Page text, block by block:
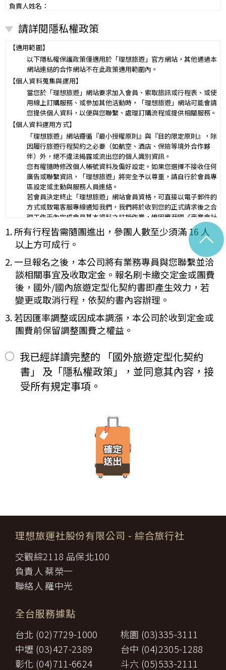
負責人姓名：
營業所：
甲乙雙方同意就本旅遊事項，依下列約定辦理。
第一條（國外旅遊之意義）
本契約所謂國外旅遊，係指到中華民國疆域以外其他國家或地區旅
遊。
赴中國大陸旅行者，準用本旅遊契約之約定。
第二條（適用之範圍及順序）
甲乙雙方關於本旅遊之權利義務，依本契約條款之約定定之；本契約
中未約定者，適用中華民國有關法令之規定。
第三條（旅遊團名稱、旅遊行程及廣告責任）
本旅遊團名稱為____________________
一、 旅遊地區（國家、城市或觀光地點）：________
二、
行程（啟程出發地點、回程之終止地點、日期、交通工具、住
宿旅館、餐飲、遊覽、安排購物行程及其所附隨之服務說
明）：_________
與本契約有關之附件、廣告、宣傳文件、行程表或說明會之說明內容
均視為本契約內容之一部分。乙方應確保廣告內容之真實，對甲方所
負之義務不得低於廣告之內容。
第一項記載得以所刊登之廣告、宣傳文件、行程表或說明會之說明內
未記載第一項內容或記載之內容與刊登廣告、宣傳文件、行程表或說
明會之說明記載不符者，以最有利於甲方之內容為準。
第四條（集合及出發時地）
甲方應於民國_____年_____月_____日_____時_____分於
__________準時集合出發。甲方未準時到約定地點集合致未能出
發，亦未能中途加入旅遊者，視為甲方任意解除契約，乙方得依第十
三條之約定，行使損害賠償請求權。
第五條（旅遊費用及付款方式）
旅遊費用：______________________
除雙方有特別約定者外，甲方應依下列約定繳付：
一、
簽訂本契約時，甲方應以_______(現金、信用卡、轉帳、支票
二、
其餘款項以_______ (現金、信用卡、轉帳、支票等方式)於出發
前三日或說明會時繳清。
前項之特別約定，除經雙方同意並增訂其他協議事項於本契約第三十
七條，乙方不得以任何名義要求增加旅遊費用。
第六條（旅客怠於給付旅遊費用之效力）
之費用，依第十三條約定辦理；乙方如有其他損害，並得請求賠償。
旅遊需甲方之行為始能完成，而甲方不為其行為者，乙方得定相當期
限，催告甲方為之。甲方逾期不為其行為者，乙方得終止契約，並得
請求賠償因契約終止而生之損害。
旅遊開始後，乙方依前項規定終止契約時，甲方得請求乙方墊付費用
甲方依第五條約定繳納之旅遊費用，除雙方依第三十七條另有約定以
一、
代辦證件之行政規費：乙方代理甲方辦理出國所需之手續費及
二、交通運輸費：旅程所需各種交通運輸之費用。
餐飲費：旅程中所列應由乙方安排之餐飲費用。
四、
住宿費：旅程中所列住宿及旅館之費用，如甲方需要單人房，
經乙方同意安排者，甲方應補繳所需差額。
六、
用。
七、 送費用及團體行李接送人員之小費，行李數量之重量依航空公
司規定辦理。
八、 稅捐：各地機場服務稅捐及團體餐宿稅捐。
九、 服務費：領隊及其他乙方為甲方安排服務人員之報酬。
請詳閱隱私權政策
【適用範圍】
以下隱私權保護政策僅適用於「理想旅遊」官方網站，其他通過本
網站連結的合作網站不在此政策適用範圍內。
【個人資料蒐集與運用】
當您於「理想旅遊」網站要求加入會員、索取旅訊或行程表、或使
用線上訂購服務、或參加其他活動時，「理想旅遊」網站可能會請
您提供個人資料，以便與您聯繫、處理訂購流程或提供相關服務。
【個人資料運用方式】
「理想旅遊」網站遵循『最小授權原則』與『目的限定原則』，除
因履行旅遊行程契約之必要（如航空、酒店、保險等境外合作夥
伴）外，絕不違法揭露或流出您的個人識別資訊。
您有權隨時修改個人帳號資料及偏好設定。如果您選擇不接收任何
廣告或聯繫資訊，「理想旅遊」將完全予以尊重，請自行於會員專
區設定或主動與服務人員連絡。
若會員決定終止「理想旅遊」網站會員資格，可直接以電子郵件的
方式或致電客服專線通知我們，我們將於收到您的正式請求後之合
理工作天內完成會員基本資料之註銷作業，惟因應我國《商業會計
法》及《稅捐稽徵法》之法定保存年限要求，相關交易憑證與帳務
紀錄將於法定保存期限屆滿後自動進行安全銷毀，不在此限。自終
止「理想旅遊」網站會員身份之日起（以本站系統發出之確認電子
郵件為準），您將即刻喪失所有本服務所提供之尊榮優惠及權益。
【Cookies 的運用政策】
為提供個人化的服務，本資訊網會使用 Cookies 技術來儲存並在
某些時候追蹤使用者的資料。本網站使用 Cookies 大多僅基於輔
助作用，例如儲存您偏好的特定種類資料，或儲存相關密碼以方便
您上網至本行網站時不必每次再輸入密碼…等。
※ Cookies 是網站伺服器用來和使用者瀏覽器進行溝通的一種技術，
它可能在使用者的電腦中儲存某些資訊，大部分 Cookies 的有效
定，取消或限制此項功能。
「理想旅遊」網站自動接收並紀錄您瀏覽或查詢時所產生的相關記
錄，這是系統本身所自行記錄的行為，記錄包括您使用連線設備的
IP 位址、使用時間、使用的瀏覽器、瀏覽及點選資料紀錄…等。這
些系統自動記錄的資料無法直接辨識個人身份，僅用於分析網站流
當您經由「理想旅遊」網站交易平台進行線上報名，為瞭解您購買
產品或服務的類別與數量，以及付款人、收受貨款資料，「理想旅
遊」網站將會以線上或離線方式，蒐集您主動提供所購買產品或服
務內容（如品名、數量、金額等）、付款人資料（如姓名、電子郵
件、地址、郵遞區號、電話、生日、性別、職業和個人興趣等）、
收貨人資料（如姓名、電話、地址、郵遞區號等）、付款資料（如
GlobalTrust SSL 網站伺服器數位憑證機制，您的訂單在線上交易
理（即表示您傳送的資料正經過 SSL 保密機制的防護中，就算中
【隱私權保護政策修訂】
「理想旅遊」網站保有修訂本政策之權利。當「理想旅遊」網站在
使用個人資料的規定上作出大修改時，會在網頁上張貼告示，通知
您相關事項。
尊重智慧財產權為全民應盡義務，「理想旅遊」網站所有程式、網
產權，任何人不得逕自使用、修改、重製、公開播送、改作、散
布、發行、公開發表、進行還原工程、解編或反向組譯。若需引用
或轉載，請事先依法取得「理想旅遊」或相關權利人之書面同意。
【我們對保護您隱私權的承諾】
1. 所有行程皆需隨團進出，參團人數至少須滿 16 人
以上方可成行。
2. 一旦報名之後，本公司將有業務專員與您聯繫並洽
談相關事宜及收取定金。報名刷卡繳交定金或團費
後，國外/國內旅遊定型化契約書即產生效力，若
變更或取消行程，依契約書內容辦理。
3. 若因匯率調整或因成本調漲，本公司於收到定金或
團費前保留調整團費之權益。
我已經詳讀完整的 「國外旅遊定型化契約
書」 及「隱私權政策」，並同意其內容，接
受所有規定事項。
理想旅運社股份有限公司 - 綜合旅行社
交觀綜2118 品保北100
負責人 蔡榮一
聯絡人 羅中光
全台服務據點
台北 (02)7729-1000
桃園 (03)335-3111
中壢 (03)427-2389
台中 (04)2305-1288
彰化 (04)711-6624
斗六 (05)533-2111
^